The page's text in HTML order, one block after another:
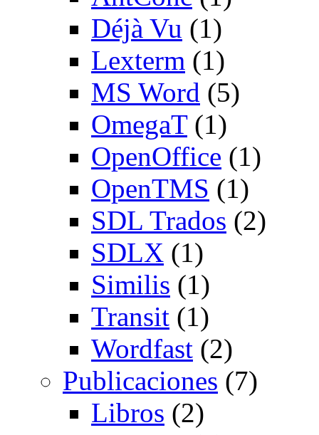
Déjà Vu (1)
Lexterm (1)
MS Word (5)
OmegaT(1)
OpenOffice (1)
OpenTMS (1)
SDL Trados (2)
SDLX (1)
Similis (1)
Transit (1)
Wordfast (2)
Publicaciones (7)
Libros (2)